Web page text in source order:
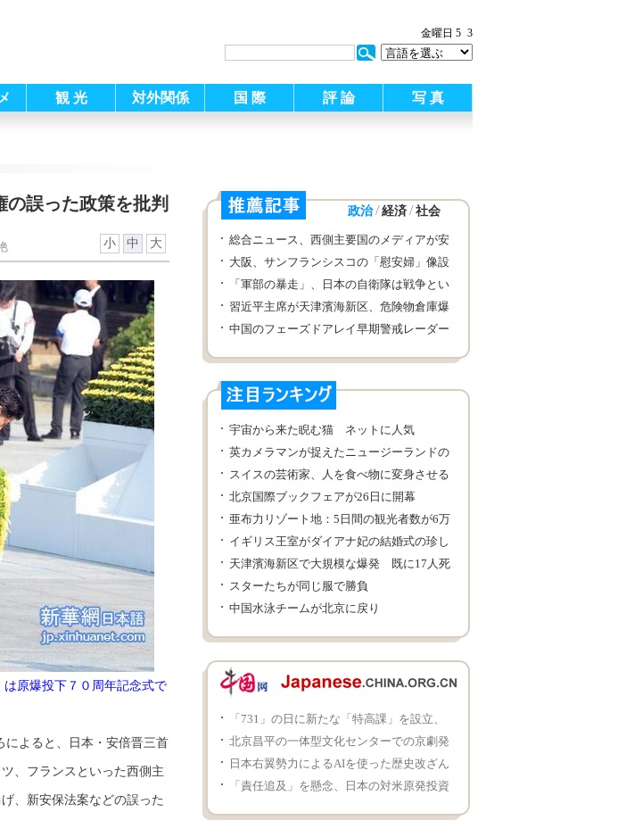
金曜日 5 3
観 光 対外関係 国 際 評 論 写 真
誤った政策を批判
小 中 大
原爆投下７０周年記念式で
よると、日本・安倍晋三首
、フランスといった西側主
、新安保法案などの誤った
政治 / 経済 / 社会
総合ニュース、西側主要国のメディアが安
倍政権の誤った政策を批判
大阪、サンフランシスコの「慰安婦」像設
置を阻止
「軍部の暴走」、日本の自衛隊は戦争とい
う悪の道を再び進みたがっている
習近平主席が天津濱海新区、危険物倉庫爆
破事故に重要指示を行う
中国のフェーズドアレイ早期警戒レーダー
宇宙から来た睨む猫 ネットに人気
英カメラマンが捉えたニュージーランドの
美景
スイスの芸術家、人を食べ物に変身させる
北京国際ブックフェアが26日に開幕
亜布力リゾート地：5日間の観光者数が6万
人を突破
イギリス王室がダイアナ妃の結婚式の珍し
い写真を公開
天津濱海新区で大規模な爆発 既に17人死
亡
スターたちが同じ服で勝負
中国水泳チームが北京に戻り